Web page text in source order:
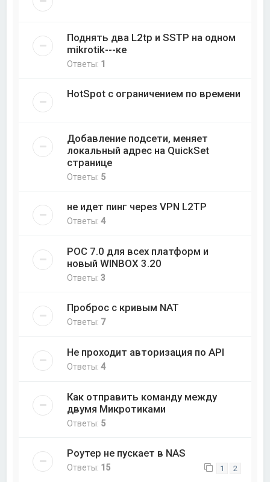
Поднять два L2tp и SSTP на одном
mikrotik---ке
Ответы: 1
HotSpot с ограничением по времени
Добавление подсети, меняет
локальный адрес на QuickSet
странице
Ответы: 5
не идет пинг через VPN L2TP
Ответы:4
РОС 7.0 для всех платформ и
новый WINBOX 3.20
Ответы:3
Проброс с кривым NAT
Ответы: 7
Не проходит авторизация по API
Ответы:4
Как отправить команду между
двумя Микротиками
Ответы: 5
Роутер не пускает в NAS
Ответы: 15 1 2